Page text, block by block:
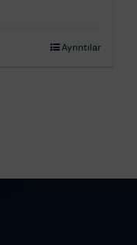
Ayrıntılar